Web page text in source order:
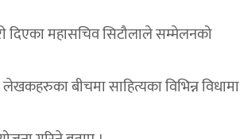
दिएका महासचिव सिटौलाले सम्मेलनको
बीचमा साहित्यका विभिन्न विधामा